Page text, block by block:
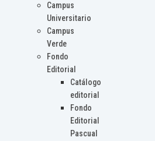
Campus
Universitario
Campus
Verde
Fondo
Editorial
Catálogo
editorial
Fondo
Editorial
Pascual